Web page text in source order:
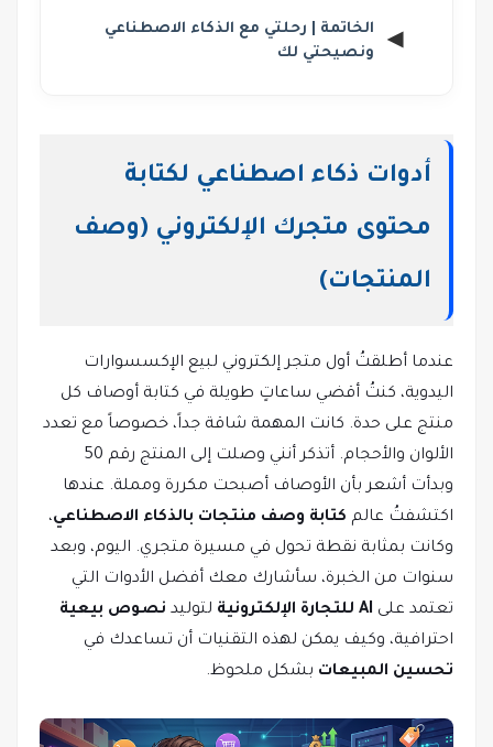
الخاتمة | رحلتي مع الذكاء الاصطناعي
ونصيحتي لك
أدوات ذكاء اصطناعي لكتابة
محتوى متجرك الإلكتروني (وصف
المنتجات)
عندما أطلقتُ أول متجر إلكتروني لبيع الإكسسوارات
اليدوية، كنتُ أقضي ساعاتٍ طويلة في كتابة أوصاف كل
منتج على حدة. كانت المهمة شاقة جداً، خصوصاً مع تعدد
الألوان والأحجام. أتذكر أنني وصلت إلى المنتج رقم 50
وبدأت أشعر بأن الأوصاف أصبحت مكررة ومملة. عندها
اكتشفتُ عالم كتابة وصف منتجات بالذكاء الاصطناعي،
وكانت بمثابة نقطة تحول في مسيرة متجري. اليوم، وبعد
سنوات من الخبرة، سأشارك معك أفضل الأدوات التي
تعتمد على AI للتجارة الإلكترونية لتوليد نصوص بيعية
احترافية، وكيف يمكن لهذه التقنيات أن تساعدك في
تحسين المبيعات بشكل ملحوظ.